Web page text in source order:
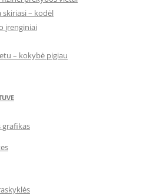
skiriasi – kodėl
įrenginiai
– kokybė pigiau
grafikas